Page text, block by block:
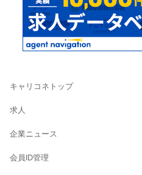
キャリコネトップ
求人
企業ニュース
会員ID管理